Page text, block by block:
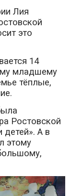
Лия
это
14
младшему
тёплые,
Ростовской
детей». А в
этому